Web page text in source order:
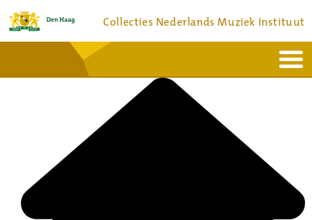
Collecties Nederlands Muziek Instituut
Bronnen en collecties